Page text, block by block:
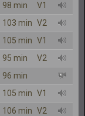
98 min
V1
103 min V2
105 min V1
95 min
V2
96 min
105 min V1
106 min V2